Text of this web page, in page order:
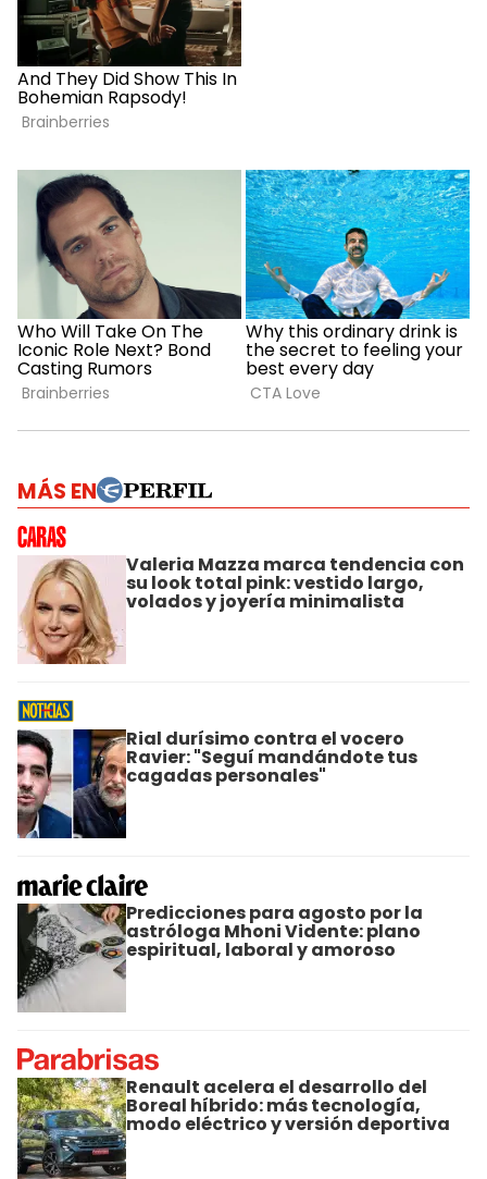
MÁS EN
Valeria Mazza marca tendencia con
su look total pink: vestido largo,
volados y joyería minimalista
Rial durísimo contra el vocero
Ravier: "Seguí mandándote tus
cagadas personales"
Predicciones para agosto por la
astróloga Mhoni Vidente: plano
espiritual, laboral y amoroso
Renault acelera el desarrollo del
Boreal híbrido: más tecnología,
modo eléctrico y versión deportiva